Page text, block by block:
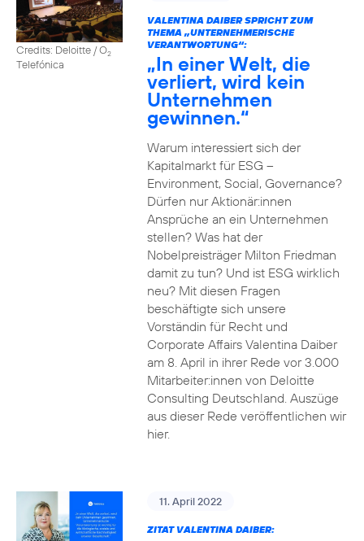
Credits: Deloitte / O2
Telefónica
VALENTINA DAIBER SPRICHT ZUM
THEMA „UNTERNEHMERISCHE
VERANTWORTUNG“:
„In einer Welt, die
verliert, wird kein
Unternehmen
gewinnen.“
Warum interessiert sich der
Kapitalmarkt für ESG –
Environment, Social, Governance?
Dürfen nur Aktionär:innen
Ansprüche an ein Unternehmen
stellen? Was hat der
Nobelpreisträger Milton Friedman
damit zu tun? Und ist ESG wirklich
neu? Mit diesen Fragen
beschäftigte sich unsere
Vorständin für Recht und
Corporate Affairs Valentina Daiber
am 8. April in ihrer Rede vor 3.000
Mitarbeiter:innen von Deloitte
Consulting Deutschland. Auszüge
aus dieser Rede veröffentlichen wir
hier.
11. April 2022
ZITAT VALENTINA DAIBER: